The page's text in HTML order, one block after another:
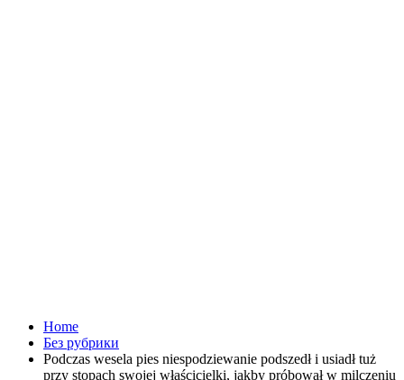
Home
Без рубрики
Podczas wesela pies niespodziewanie podszedł i usiadł tuż
przy stopach swojej właścicielki, jakby próbował w milczeniu